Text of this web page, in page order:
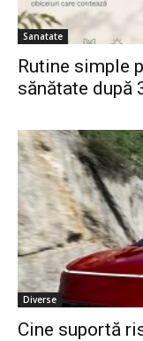
Sanatate
Rutine simple
sănătate după
Diverse
Cine suportă